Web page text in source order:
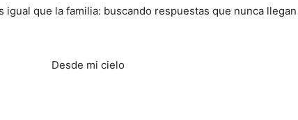
igual que la familia: buscando respuestas que nunca llegan